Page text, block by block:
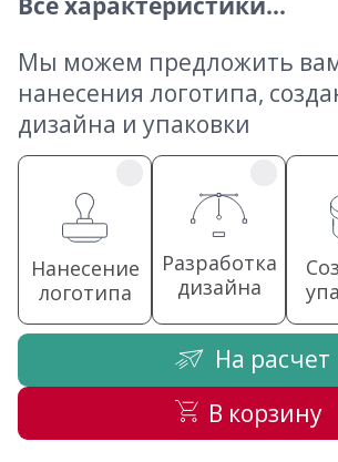
Мы можем предложить вам
нанесения логотипа,
дизайна и упаковки
Нанесение
логотипа
Разработка
дизайна
На расчет
В корзину